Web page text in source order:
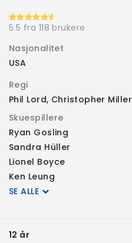
5.5 fra 118 brukere
Nasjonalitet
USA
Regi
Phil Lord, Christopher Miller
Skuespillere
Ryan Gosling
Sandra Hüller
Lionel Boyce
Ken Leung
SE ALLE
12 år